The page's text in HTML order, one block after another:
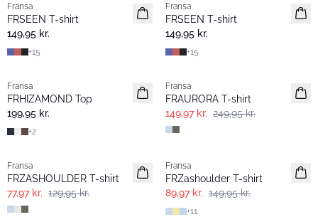
Nyhed
Fransa
FRSEEN T-shirt
149,95 kr.
+15
Nyhed
Fransa
FRSEEN T-shirt
149,95 kr.
+15
Extended size
Nyhed
Fransa
FRHIZAMOND Top
199,95 kr.
+2
Fransa
FRAURORA T-shirt
149,97 kr. 249,95 kr.
Fransa
FRZASHOULDER T-shirt
77,97 kr. 129,95 kr.
Fransa
FRZashoulder T-shirt
89,97 kr. 149,95 kr.
+11